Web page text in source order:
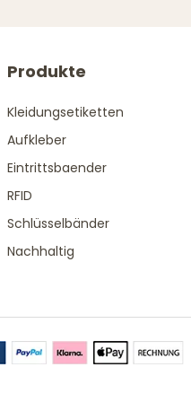
Produkte
Kleidungsetiketten
Aufkleber
Eintrittsbaender
RFID
Schlüsselbänder
Nachhaltig